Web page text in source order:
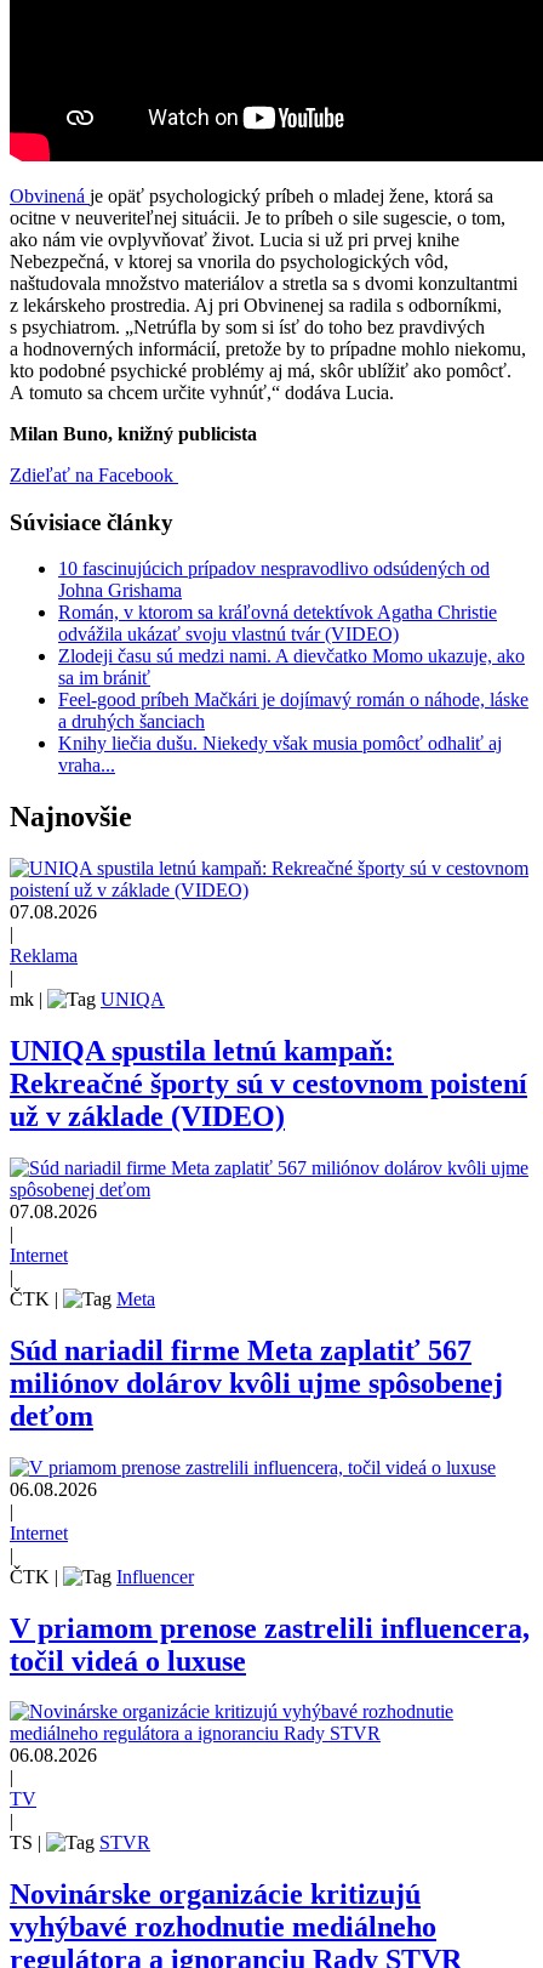
Obvinená je opäť psychologický príbeh o mladej žene, ktorá sa
ocitne v neuveriteľnej situácii. Je to príbeh o sile sugescie, o tom,
ako nám vie ovplyvňovať život. Lucia si už pri prvej knihe
Nebezpečná, v ktorej sa vnorila do psychologických vôd,
naštudovala množstvo materiálov a stretla sa s dvomi konzultantmi
z lekárskeho prostredia. Aj pri Obvinenej sa radila s odborníkmi,
s psychiatrom. „Netrúfla by som si ísť do toho bez pravdivých
a hodnoverných informácií, pretože by to prípadne mohlo niekomu,
kto podobné psychické problémy aj má, skôr ublížiť ako pomôcť.
A tomuto sa chcem určite vyhnúť,“ dodáva Lucia.
Milan Buno, knižný publicista
Zdieľať na Facebook
Súvisiace články
10 fascinujúcich prípadov nespravodlivo odsúdených od
Johna Grishama
Román, v ktorom sa kráľovná detektívok Agatha Christie
odvážila ukázať svoju vlastnú tvár (VIDEO)
Zlodeji času sú medzi nami. A dievčatko Momo ukazuje, ako
sa im brániť
Feel-good príbeh Mačkári je dojímavý román o náhode, láske
a druhých šanciach
Knihy liečia dušu. Niekedy však musia pomôcť odhaliť aj
vraha...
Najnovšie
07.08.2026
|
Reklama
|
mk | UNIQA
UNIQA spustila letnú kampaň:
Rekreačné športy sú v cestovnom poistení
už v základe (VIDEO)
07.08.2026
|
Internet
|
ČTK | Meta
Súd nariadil firme Meta zaplatiť 567
miliónov dolárov kvôli ujme spôsobenej
deťom
06.08.2026
|
Internet
|
ČTK | Influencer
V priamom prenose zastrelili influencera,
točil videá o luxuse
06.08.2026
TV
TS
STVR
Novinárske organizácie kritizujú
vyhýbavé rozhodnutie mediálneho
regulátora a ignoranciu Rady STVR